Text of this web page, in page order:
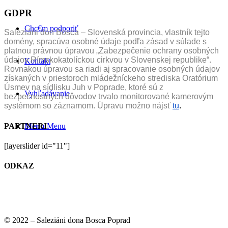
Chc€m podporiť
Kontakt
Vyhľadávanie
Menu Menu
GDPR
Saleziáni don Bosca – Slovenská provincia, vlastník tejto
domény, spracúva osobné údaje podľa zásad v súlade s
platnou právnou úpravou „Zabezpečenie ochrany osobných
údajov Rímskokatolíckou cirkvou v Slovenskej republike“.
Rovnakou úpravou sa riadi aj spracovanie osobných údajov
získaných v priestoroch mládežníckeho strediska Oratórium
Úsmev na sídlisku Juh v Poprade, ktoré sú z
bezpečnostných dôvodov trvalo monitorované kamerovým
systémom so záznamom. Úpravu možno nájsť tu.
PARTNERI
[layerslider id="11"]
ODKAZ
© 2022 – Saleziáni dona Bosca Poprad